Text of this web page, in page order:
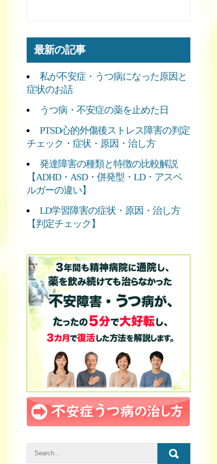
最新の記事
私が不安症・うつ病になった原因と
症状のお話
うつ病・不安症の薬を止めた日
PTSD心的外傷後ストレス障害の判定
チェック・症状・原因・治し方
発達障害の種類と特徴の比較解説
【ADHD・ASD・併発型・LD・アスペ
ルガーの違い】
LD学習障害の症状・原因・治し方
【判定チェック】